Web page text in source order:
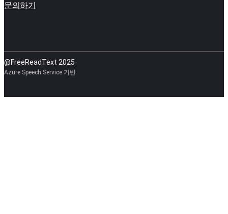
문의하기
@FreeReadText 2025
Azure Speech Service 기반